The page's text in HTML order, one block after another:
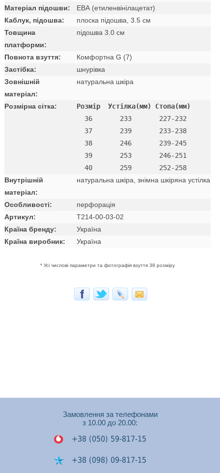
Матеріал підошви:
ЕВА (етиленвінілацетат)
Каблук, підошва:
плоска підошва, 3.5 см
Товщина
платформи:
підошва 3.0 см
Повнота взуття:
Комфортна G (7)
Застібка:
шнурівка
Зовнішній
матеріал:
натуральна шкіра
Розмірна сітка:
Розмір  Устілка(мм) Стопа(мм)
  36       233       227-232
  37       239       233-238
  38       246       239-245
  39       253       246-251
Внутрішній
матеріал:
натуральна шкіра, знімна шкіряна устілка
Особливості:
перфорація
Артикул:
T214-00-03-02
Країна бренду:
Україна
Країна виробник:
Україна
* Усі числові параметри та фотографія взуття 38 розміру
Замовлення за телефонами
з 10.00 до 20.00:
+38 (050) 59-817-15
+38 (098) 09-817-15